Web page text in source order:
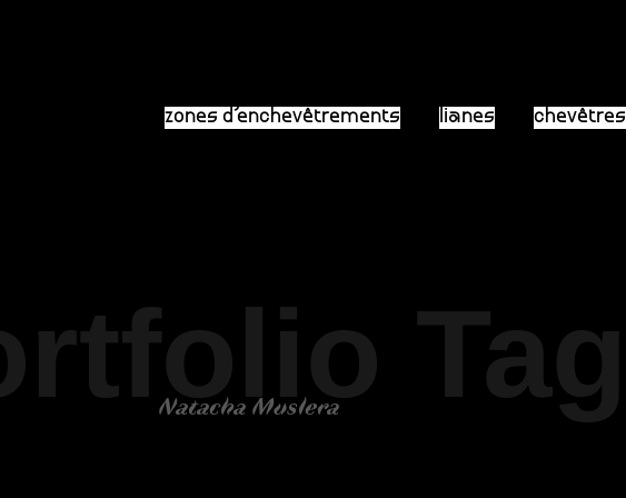
zones d’enchevêtrements lianes chevêtres
Tag
Natacha Muslera